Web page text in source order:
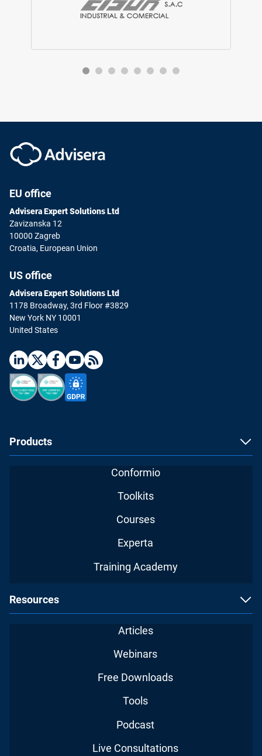
EU office
Advisera Expert Solutions Ltd
Zavizanska 12
10000 Zagreb
Croatia, European Union
US office
Advisera Expert Solutions Ltd
1178 Broadway, 3rd Floor #3829
New York NY 10001
United States
Products
Conformio
Toolkits
Courses
Experta
Training Academy
Resources
Articles
Webinars
Free Downloads
Tools
Podcast
Live Consultations